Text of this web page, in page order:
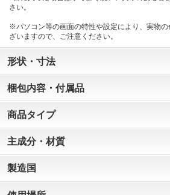
さい。
※パソコン等の画面の特性や設定により、実物
ざいますので、ご注意ください。
形状・寸法
梱包内容・付属品
商品タイプ
主成分・材質
製造国